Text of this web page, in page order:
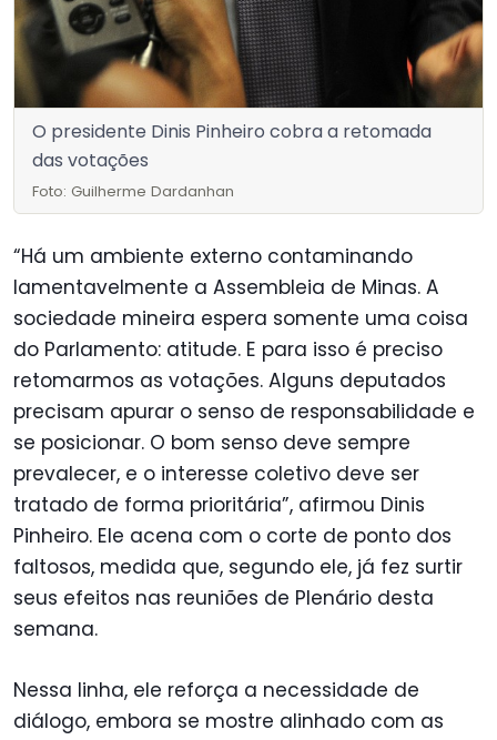
O presidente Dinis Pinheiro cobra a retomada
das votações
Foto: Guilherme Dardanhan
“Há um ambiente externo contaminando
lamentavelmente a Assembleia de Minas. A
sociedade mineira espera somente uma coisa
do Parlamento: atitude. E para isso é preciso
retomarmos as votações. Alguns deputados
precisam apurar o senso de responsabilidade e
se posicionar. O bom senso deve sempre
prevalecer, e o interesse coletivo deve ser
tratado de forma prioritária”, afirmou Dinis
Pinheiro. Ele acena com o corte de ponto dos
faltosos, medida que, segundo ele, já fez surtir
seus efeitos nas reuniões de Plenário desta
semana.
Nessa linha, ele reforça a necessidade de
diálogo, embora se mostre alinhado com as